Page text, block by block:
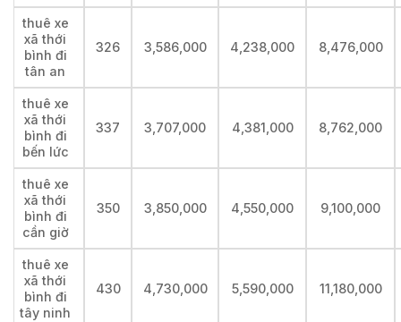
thuê xe
xã thới
bình đi
tân an
326 3,586,000 4,238,000 8,476,000
thuê xe
xã thới
bình đi
bến lức
337 3,707,000 4,381,000 8,762,000
thuê xe
xã thới
bình đi
cần giờ
350 3,850,000 4,550,000 9,100,000
thuê xe
xã thới
bình đi
tây ninh
430 4,730,000 5,590,000 11,180,000